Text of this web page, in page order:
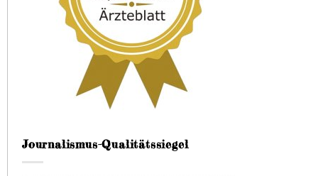
Journalismus-Qualitätssiegel